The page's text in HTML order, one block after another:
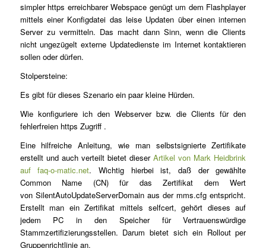
simpler https erreichbarer Webspace genügt um dem Flashplayer
mittels einer Konfigdatei das leise Updaten über einen internen
Server zu vermitteln. Das macht dann Sinn, wenn die Clients
nicht ungezügelt externe Updatedienste im Internet kontaktieren
sollen oder dürfen.
Stolpersteine:
Es gibt für dieses Szenario ein paar kleine Hürden.
Wie konfiguriere ich den Webserver bzw. die Clients für den
fehlerfreien https Zugriff .
Eine hilfreiche Anleitung, wie man selbstsignierte Zertifikate
erstellt und auch verteilt bietet dieserArtikel von Mark Heidbrink
auf faq-o-matic.net. Wichtig hierbei ist, daß der gewählte
Common Name (CN) für das Zertifikat dem Wert
von SilentAutoUpdateServerDomain aus der mms.cfg entspricht.
Erstellt man ein Zertifikat mittels selfcert, gehört dieses auf
jedem PC in den Speicher für Vertrauenswürdige
Stammzertifizierungsstellen. Darum bietet sich ein Rollout per
Gruppenrichtlinie an.